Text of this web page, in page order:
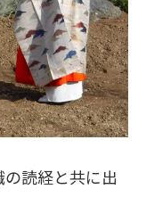
読経と共に出